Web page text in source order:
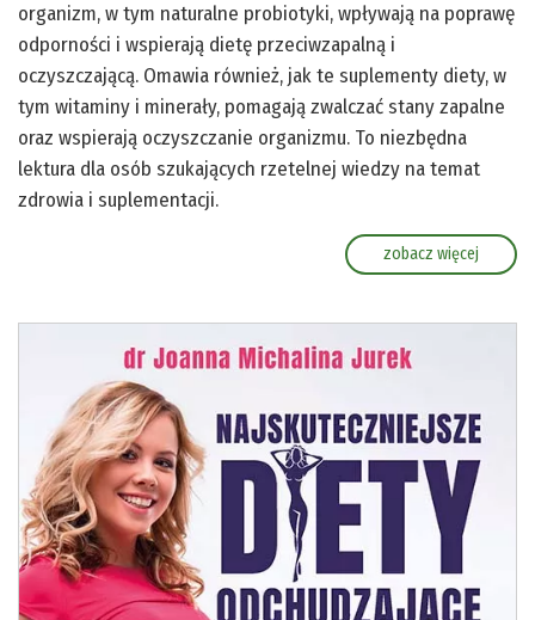
organizm, w tym naturalne probiotyki, wpływają na poprawę
odporności i wspierają dietę przeciwzapalną i
oczyszczającą. Omawia również, jak te suplementy diety, w
tym witaminy i minerały, pomagają zwalczać stany zapalne
oraz wspierają oczyszczanie organizmu. To niezbędna
lektura dla osób szukających rzetelnej wiedzy na temat
zdrowia i suplementacji.
zobacz więcej